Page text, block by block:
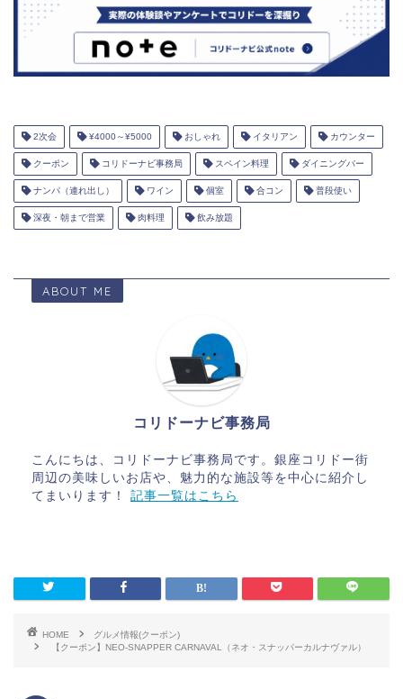
2次会 ¥4000～¥5000 おしゃれ イタリアン カウンター
クーポン コリドーナビ事務局 スペイン料理 ダイニングバー
ナンパ（連れ出し） ワイン 個室 合コン 普段使い
深夜・朝まで営業 肉料理 飲み放題
ABOUT ME
コリドーナビ事務局
こんにちは、コリドーナビ事務局です。銀座コリドー街
周辺の美味しいお店や、魅力的な施設等を中心に紹介し
てまいります！ 記事一覧はこちら
HOME
グルメ情報(クーポン)
【クーポン】NEO-SNAPPER CARNAVAL（ネオ・スナッパーカルナヴァル）